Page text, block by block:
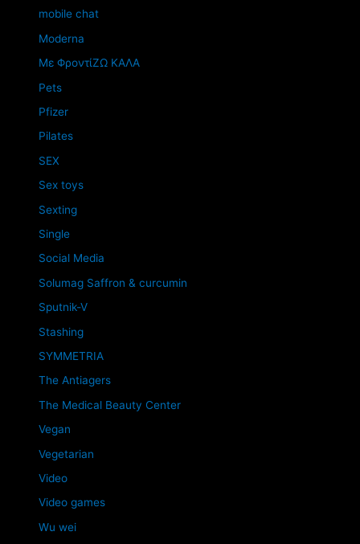
mobile chat
Moderna
Mε ΦροντίΖΩ ΚΑΛΑ
Pets
Pfizer
Pilates
SEX
Sex toys
Sexting
Single
Social Media
Solumag Saffron & curcumin
Sputnik-V
Stashing
SYMMETRIA
The Antiagers
The Medical Beauty Center
Vegan
Vegetarian
Video
Video games
Wu wei